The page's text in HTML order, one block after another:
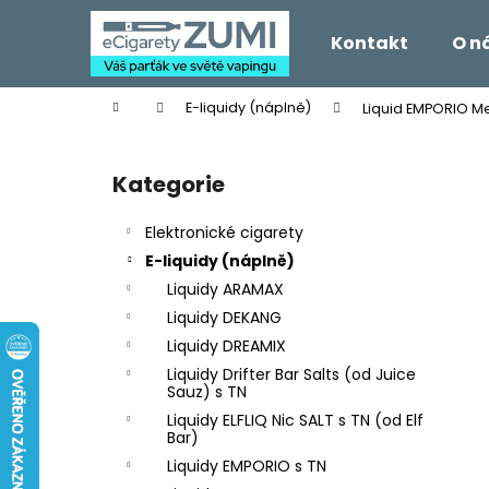
Kontakt O
Domů E-liquidy (náplně) Liquid EMPORIO
Přeskočit
kategorie
Kategorie
Elektronické cigarety
E-liquidy (náplně)
Liquidy ARAMAX
Liquidy DEKANG
Liquidy DREAMIX
Liquidy Drifter Bar Salts (od Juice
Sauz) s TN
Liquidy ELFLIQ Nic SALT s TN (od Elf
Bar)
Liquidy EMPORIO s TN
í
Zpět
do
Zpět
do